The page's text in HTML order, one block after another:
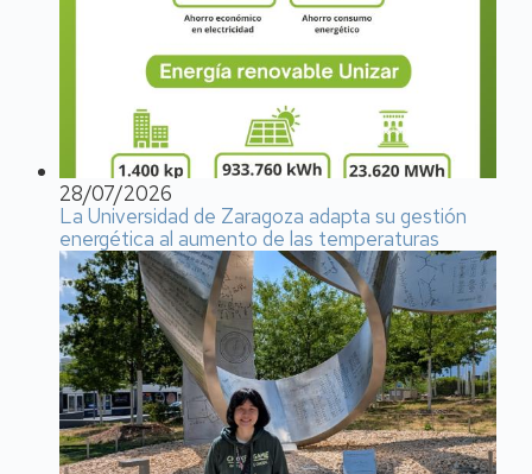
28/07/2026
La Universidad de Zaragoza adapta su gestión
energética al aumento de las temperaturas